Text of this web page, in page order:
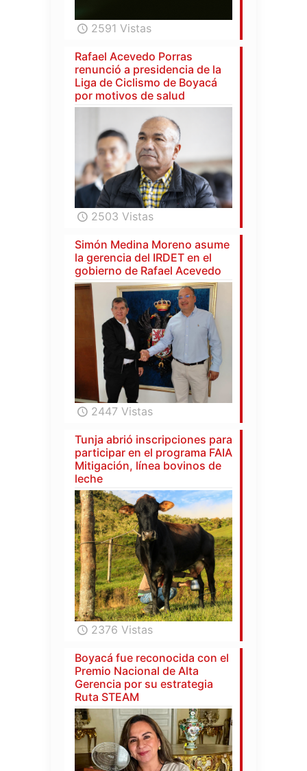
2591 Vistas
Rafael Acevedo Porras
renunció a presidencia de la
Liga de Ciclismo de Boyacá
por motivos de salud
2503 Vistas
Simón Medina Moreno asume
la gerencia del IRDET en el
gobierno de Rafael Acevedo
2447 Vistas
Tunja abrió inscripciones para
participar en el programa FAIA
Mitigación, línea bovinos de
leche
2376 Vistas
Boyacá fue reconocida con el
Premio Nacional de Alta
Gerencia por su estrategia
Ruta STEAM